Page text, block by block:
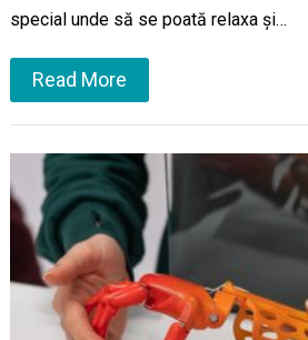
special unde să se poată relaxa și…
Read More